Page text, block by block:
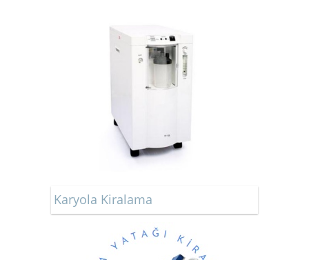
Karyola Kiralama